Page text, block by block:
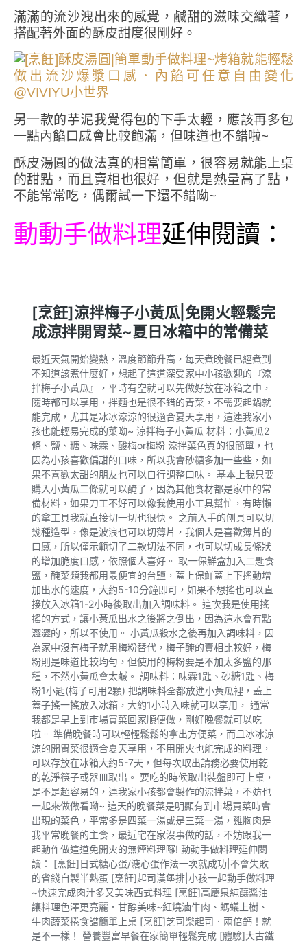
滿滿的流沙洩出來的感覺，鹹甜的滋味交織著，
搭配著外面的酥皮甜度很剛好。
另一款的芋泥我覺得包的下手太輕，應該再多包
一點內餡口感會比較飽滿，但味道也不錯啦~
酥皮湯圓的做法真的相當簡單，很容易就能上桌
的甜點，而且賣相也很好，但就是熱量高了點，
不能常常吃，偶爾試一下還不錯呦~
動動手做料理延伸閱讀：